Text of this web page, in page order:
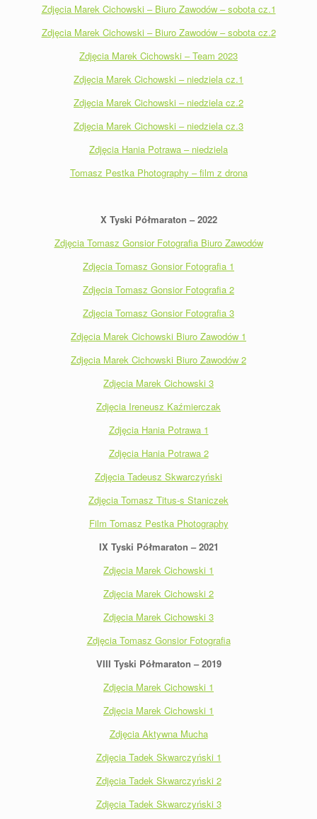
Zdjęcia Marek Cichowski – Biuro Zawodów – sobota cz.1
Zdjęcia Marek Cichowski – Biuro Zawodów – sobota cz.2
Zdjęcia Marek Cichowski – Team 2023
Zdjęcia Marek Cichowski – niedziela cz.1
Zdjęcia Marek Cichowski – niedziela cz.2
Zdjęcia Marek Cichowski – niedziela cz.3
Zdjęcia Hania Potrawa – niedziela
Tomasz Pestka Photography – film z drona
X Tyski Półmaraton – 2022
Zdjęcia Tomasz Gonsior Fotografia Biuro Zawodów
Zdjęcia Tomasz Gonsior Fotografia 1
Zdjęcia Tomasz Gonsior Fotografia 2
Zdjęcia Tomasz Gonsior Fotografia 3
Zdjęcia Marek Cichowski Biuro Zawodów 1
Zdjęcia Marek Cichowski Biuro Zawodów 2
Zdjęcia Marek Cichowski 3
Zdjęcia Ireneusz Kaźmierczak
Zdjęcia Hania Potrawa 1
Zdjęcia Hania Potrawa 2
Zdjęcia Tadeusz Skwarczyński
Zdjęcia Tomasz Titus-s Staniczek
Film Tomasz Pestka Photography
IX Tyski Półmaraton – 2021
Zdjęcia Marek Cichowski 1
Zdjęcia Marek Cichowski 2
Zdjęcia Marek Cichowski 3
Zdjęcia Tomasz Gonsior Fotografia
VIII Tyski Półmaraton – 2019
Zdjęcia Marek Cichowski 1
Zdjęcia Marek Cichowski 1
Zdjęcia Aktywna Mucha
Zdjęcia Tadek Skwarczyński 1
Zdjęcia Tadek Skwarczyński 2
Zdjęcia Tadek Skwarczyński 3